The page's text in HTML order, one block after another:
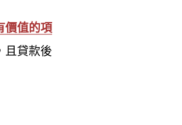
價值的項
且貸款後